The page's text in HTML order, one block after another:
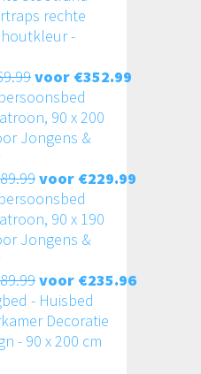
rechte
-
voor €352.99
90 x 200
Jongens &
voor €229.99
90 x 190
Jongens &
voor €235.96
- Huisbed
Decoratie
- 90 x 200 cm